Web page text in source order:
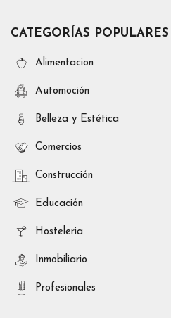
CATEGORÍAS POPULARES
Alimentacion
Automoción
Belleza y Estética
Comercios
Construcción
Educación
Hosteleria
Inmobiliario
Profesionales